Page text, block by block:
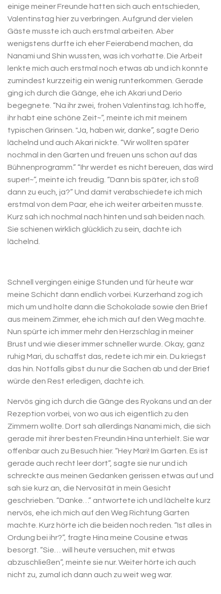
einige meiner Freunde hatten sich auch entschieden,
Valentinstag hier zu verbringen. Aufgrund der vielen
Gäste musste ich auch erstmal arbeiten. Aber
wenigstens durfte ich eher Feierabend machen, da
Nanami und Shin wussten, was ich vorhatte. Die Arbeit
lenkte mich auch erstmal noch etwas ab und ich konnte
zumindest kurzzeitig ein wenig runterkommen. Gerade
ging ich durch die Gänge, ehe ich Akari und Derio
begegnete. “Na ihr zwei, frohen Valentinstag. Ich hoffe,
ihr habt eine schöne Zeit~”, meinte ich mit meinem
typischen Grinsen. "Ja, haben wir, danke”, sagte Derio
lächelnd und auch Akari nickte. “Wir wollten später
nochmal in den Garten und freuen uns schon auf das
Bühnenprogramm.” “Ihr werdet es nicht bereuen, das wird
super!~”, meinte ich freudig. “Dann bis später, ich stoß
dann zu euch, ja?” Und damit verabschiedete ich mich
erstmal von dem Paar, ehe ich weiter arbeiten musste.
Kurz sah ich nochmal nach hinten und sah beiden nach.
Sie schienen wirklich glücklich zu sein, dachte ich
lächelnd.
Schnell vergingen einige Stunden und für heute war
meine Schicht dann endlich vorbei. Kurzerhand zog ich
mich um und holte dann die Schokolade sowie den Brief
aus meinem Zimmer, ehe ich mich auf den Weg machte.
Nun spürte ich immer mehr den Herzschlag in meiner
Brust und wie dieser immer schneller wurde. Okay, ganz
ruhig Mari, du schaffst das, redete ich mir ein. Du kriegst
das hin. Notfalls gibst du nur die Sachen ab und der Brief
würde den Rest erledigen, dachte ich.
Nervös ging ich durch die Gänge des Ryokans und an der
Rezeption vorbei, von wo aus ich eigentlich zu den
Zimmern wollte. Dort sah allerdings Nanami mich, die sich
gerade mit ihrer besten Freundin Hina unterhielt. Sie war
offenbar auch zu Besuch hier. “Hey Mari! Im Garten. Es ist
gerade auch recht leer dort”, sagte sie nur und ich
schreckte aus meinen Gedanken gerissen etwas auf und
sah sie kurz an, die Nervosität in mein Gesicht
geschrieben. “Danke…” antwortete ich und lächelte kurz
nervös, ehe ich mich auf den Weg Richtung Garten
machte. Kurz hörte ich die beiden noch reden. “Ist alles in
Ordung bei ihr?”, fragte Hina meine Cousine etwas
besorgt. “Sie… will heute versuchen, mit etwas
abzuschließen”, meinte sie nur. Weiter hörte ich auch
nicht zu, zumal ich dann auch zu weit weg war.